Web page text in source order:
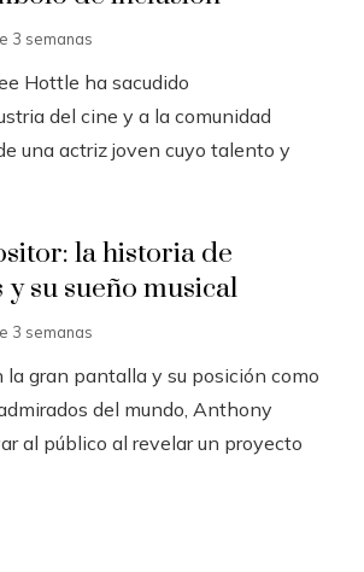
3 semanas
Hottle ha sacudido
del cine y a la comunidad
una actriz joven cuyo talento y
la historia de
su sueño musical
3 semanas
la gran pantalla y su posición como
del mundo, Anthony
al público al revelar un proyecto